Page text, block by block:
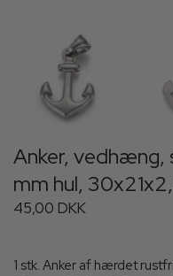
Anker, vedhæng,
mm hul,
45,00 DKK
1 stk. Anker af hærdet